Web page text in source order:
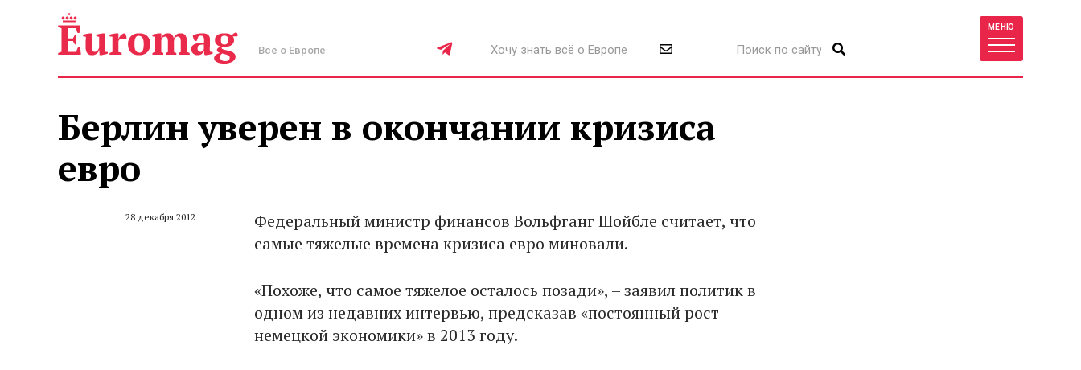
Всё о Европе
МЕНЮ
Берлин уверен в окончании кризиса
евро
28 декабря 2012
Федеральный министр финансов Вольфганг Шойбле считает, что
самые тяжелые времена кризиса евро миновали.
«Похоже, что самое тяжелое осталось позади», – заявил политик в
одном из недавних интервью, предсказав «постоянный рост
немецкой экономики» в 2013 году.